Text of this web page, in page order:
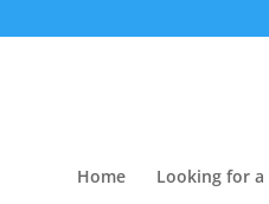
Home Looking for